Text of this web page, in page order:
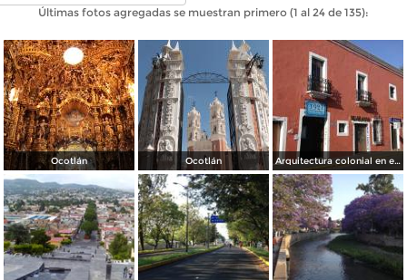
Últimas fotos agregadas se muestran primero (1 al 24 de 135):
Ocotlán Ocotlán Arquitectura colonial en el Centro Histórico de Tlaxcala. Octubre/2018